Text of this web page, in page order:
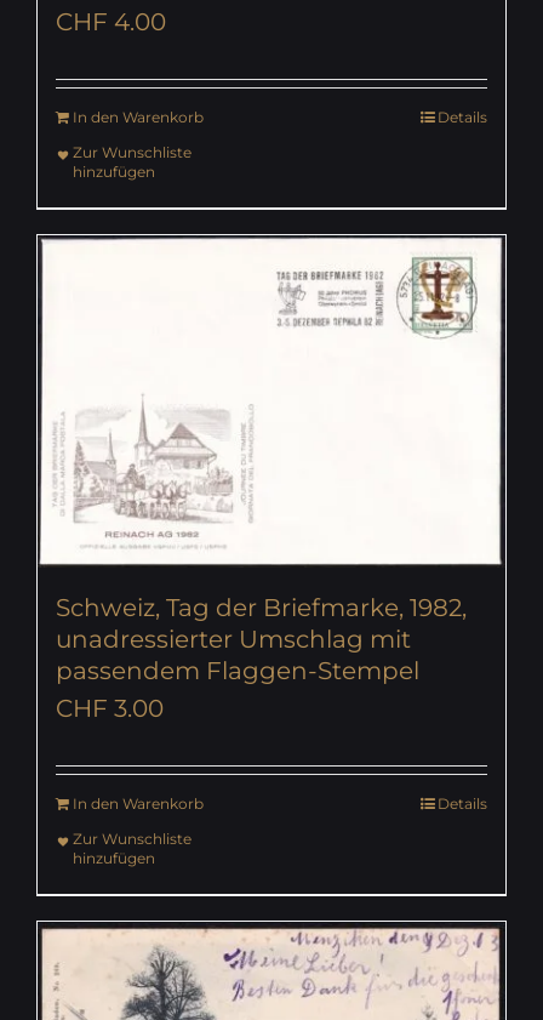
CHF 4.00
In den Warenkorb
Details
Zur Wunschliste
hinzufügen
Schweiz, Tag der Briefmarke, 1982,
unadressierter Umschlag mit
passendem Flaggen-Stempel
CHF 3.00
In den Warenkorb
Details
Zur Wunschliste
hinzufügen